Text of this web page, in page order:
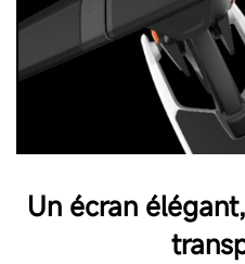
Un écran